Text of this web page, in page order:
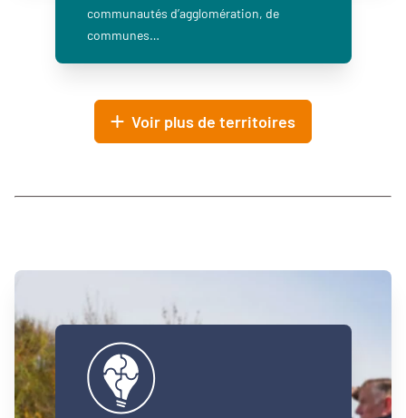
communautés d’agglomération, de
communes…
Voir plus de territoires